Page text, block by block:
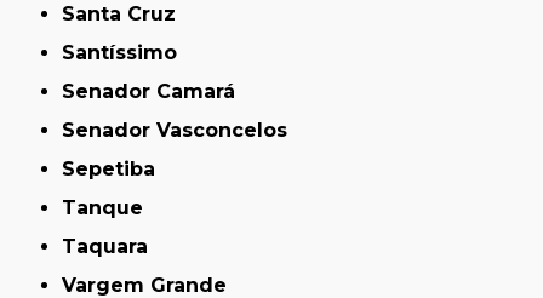
Santa Cruz
Santíssimo
Senador Camará
Senador Vasconcelos
Sepetiba
Tanque
Taquara
Vargem Grande